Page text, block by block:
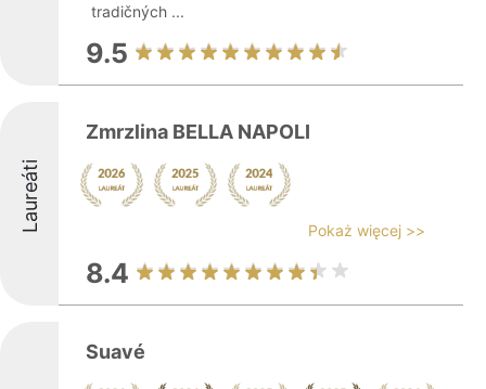
tradičných ...
9.5
Laureáti
Zmrzlina BELLA NAPOLI
Pokaż więcej >>
8.4
Suavé